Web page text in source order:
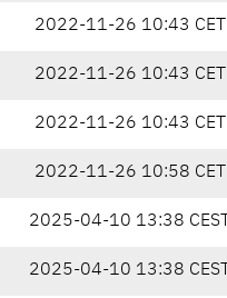
2022-11-26 10:43 CET
2022-11-26 10:43 CET
2022-11-26 10:43 CET
2022-11-26 10:58 CET
2025-04-10 13:38 CEST
2025-04-10 13:38 CEST